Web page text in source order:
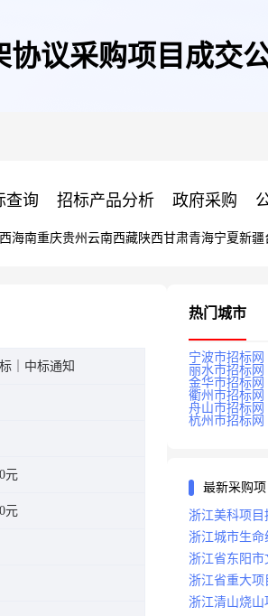
议采购项目成交
查询 招标产品分析 政府采购
海南重庆贵州 云南西藏陕西甘肃青海宁夏新疆
｜中标通知
元
元
热门城市
宁波市招标网
丽水市招标网
金华市招标网
衢州市招标网
舟山市招标网
杭州市招标网
最新采购项
浙江美科项目
浙江城市生命
浙江省东阳
浙江省重大项
浙江清山烧山